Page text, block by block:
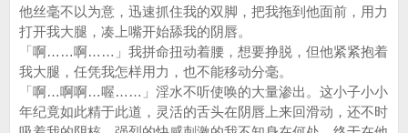
他丝毫不以为意，迅速抓住我的双脚，把我拖到他面前，用力
打开我大腿，凑上嘴开始舔我的阴唇。
「啊……啊……」我拼命扭动着腰，想要挣脱，但他紧紧抱着
我大腿，任凭我怎样用力，也不能移动分毫。
「啊…啊啊…喔……」淫水不听使唤的大量渗出。这小子小小
年纪竟如此精于此道，灵活的舌头在阴唇上来回滑动，还不时